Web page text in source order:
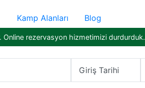
Kamp Alanları Blog
rezervasyon hizmetimizi durdurduk.
Giriş Tarihi